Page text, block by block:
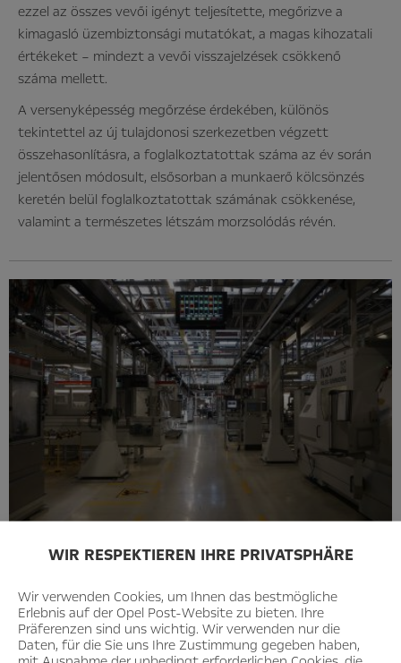
WIR RESPEKTIEREN IHRE PRIVATSPHÄRE
Wir verwenden Cookies, um Ihnen das bestmögliche
Erlebnis auf der Opel Post-Website zu bieten. Ihre
Präferenzen sind uns wichtig. Wir verwenden nur die
Daten, für die Sie uns Ihre Zustimmung gegeben haben,
ezzel az összes vevői igényt teljesítette, megőrizve a
kimagasló üzembiztonsági mutatókat, a magas kihozatali
értékeket – mindezt a vevői visszajelzések csökkenő
száma mellett.
A versenyképesség megőrzése érdekében, különös
tekintettel az új tulajdonosi szerkezetben végzett
összehasonlításra, a foglalkoztatottak száma az év során
jelentősen módosult, elsősorban a munkaerő kölcsönzés
keretén belül foglalkoztatottak számának csökkenése,
valamint a természetes létszám morzsolódás révén.